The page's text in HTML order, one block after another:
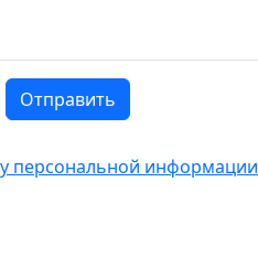
Отправить
персональной информации